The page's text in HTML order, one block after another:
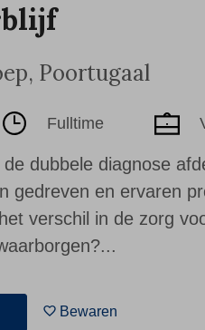
, Poortugaal
Fulltime
dubbele diagnose
gedreven en ervaren
verschil in de zorg
Bewaren